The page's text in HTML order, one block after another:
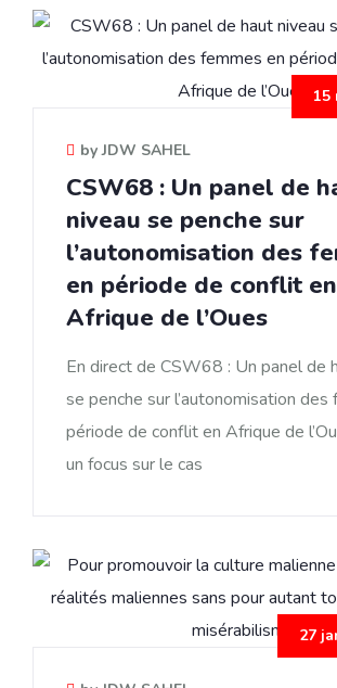
15
by JDW SAHEL
CSW68 : Un panel de
niveau se penche sur
l’autonomisation des
en période de conflit en
Afrique de l’Oues
En direct de CSW68 : Un panel de
se penche sur l’autonomisation des
période de conflit en Afrique de
un focus sur le cas
27